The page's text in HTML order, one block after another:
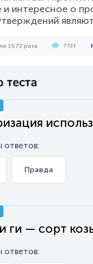
и интересное о
1672 раза 7721
теста
ответов:
Правда
ги — сорт
ответов: